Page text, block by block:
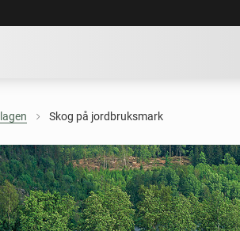
Skog på jordbruksmark